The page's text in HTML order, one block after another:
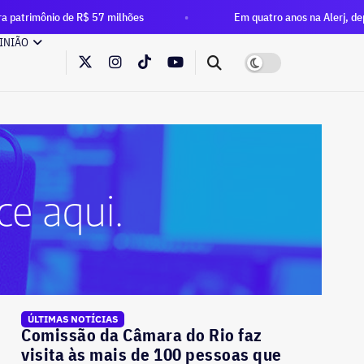
57 milhões
Em quatro anos na Alerj, deputado Rafael
ÚLTIMAS NOTÍCIAS
Comissão da Câmara do Rio faz
visita às mais de 100 pessoas que